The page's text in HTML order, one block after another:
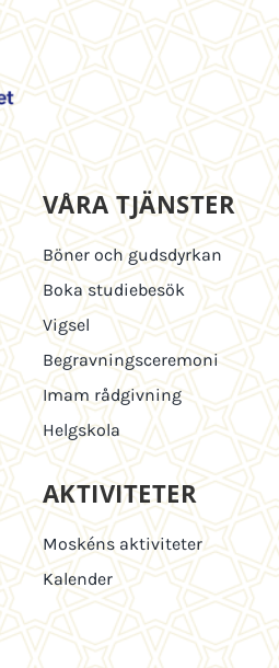
VÅRA TJÄNSTER
Böner och gudsdyrkan
Boka studiebesök
Vigsel
Begravningsceremoni
Imam rådgivning
Helgskola
AKTIVITETER
Moskéns aktiviteter
Kalender